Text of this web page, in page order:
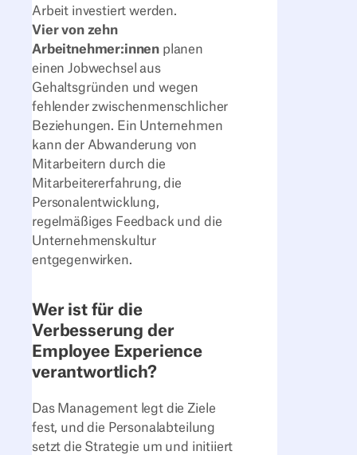
Arbeit investiert werden.
Vier von zehn
Arbeitnehmer:innen planen
einen Jobwechsel aus
Gehaltsgründen und wegen
fehlender zwischenmenschlicher
Beziehungen. Ein Unternehmen
kann der Abwanderung von
Mitarbeitern durch die
Mitarbeitererfahrung, die
Personalentwicklung,
regelmäßiges Feedback und die
Unternehmenskultur
entgegenwirken.
Wer ist für die
Verbesserung der
Employee Experience
verantwortlich?‍
Das Management legt die Ziele
fest, und die Personalabteilung
setzt die Strategie um und initiiert